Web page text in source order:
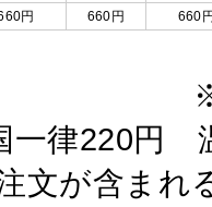
円 660円 660
律220円
文が含ま